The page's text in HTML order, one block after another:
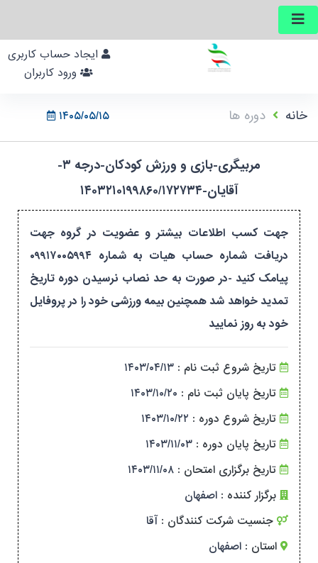
۱۴۰۵/۰۵/۱۵ خانه دوره ها
مربیگری-بازی و ورزش کودکان-درجه ۳-
آقایان-۱۴۰۳۲۱۰۱۹۹۸۶۰/۱۷۲۷۳۴
جهت کسب اطلاعات بیشتر و عضویت در گروه جهت
دریافت شماره حساب هیات به شماره ۰۹۹۱۷۰۰۵۹۹۴
پیامک کنید -در صورت به حد نصاب نرسیدن دوره تاریخ
تمدید خواهد شد همچنین بیمه ورزشی خود را در پروفایل
خود به روز نمایید
تاریخ شروع ثبت نام : ۱۴۰۳/۰۴/۱۳
تاریخ پایان ثبت نام : ۱۴۰۳/۱۰/۲۰
تاریخ شروع دوره : ۱۴۰۳/۱۰/۲۲
تاریخ پایان دوره : ۱۴۰۳/۱۱/۰۳
تاریخ برگزاری امتحان : ۱۴۰۳/۱۱/۰۸
برگزار کننده : اصفهان
جنسیت شرکت کنندگان : آقا
استان : اصفهان